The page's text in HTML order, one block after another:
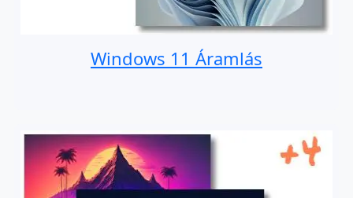
Windows 11 Áramlás